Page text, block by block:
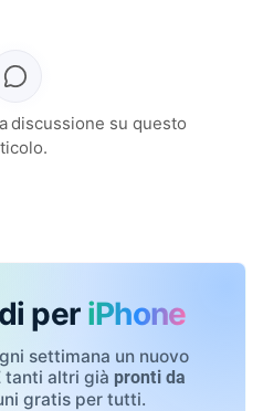
discussione su questo
per iPhone
settimana un nuovo
tanti altri già pronti da
gratis per tutti.